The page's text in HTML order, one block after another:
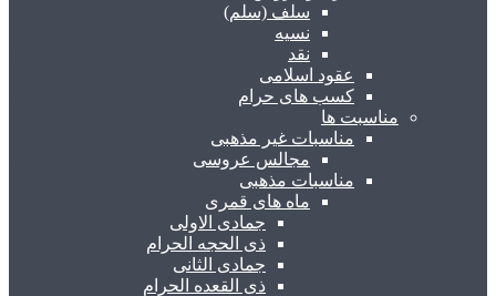
سلف (سلم)
نسیه
نقد
عقود اسلامی
کسب های حرام
مناسبت ها
مناسبات غیر مذهبی
مجالس عروسی
مناسبات مذهبی
ماه های قمری
جمادی الاولی
ذی الحجه الحرام
جمادی الثانی
ذی القعده الحرام